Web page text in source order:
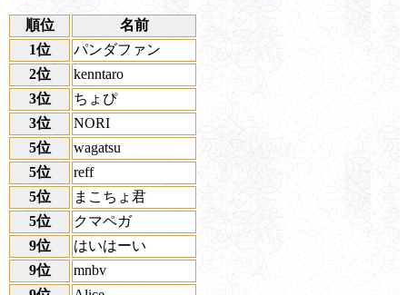
順位
名前
1位
パンダファン
2位
kenntaro
3位
ちょぴ
3位
NORI
5位
wagatsu
5位
reff
5位
まこちょ君
5位
クマペガ
9位
はいはーい
9位
mnbv